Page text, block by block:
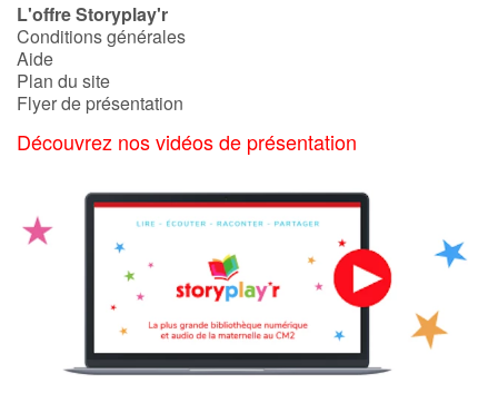
L'offre Storyplay'r
Conditions générales
Aide
Plan du site
Flyer de présentation
Découvrez nos vidéos de présentation